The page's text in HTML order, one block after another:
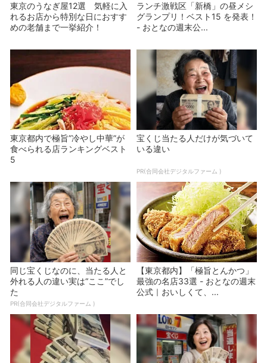
東京のうなぎ屋12選 気軽に入
れるお店から特別な日におすす
めの老舗まで一挙紹介！
ランチ激戦区「新橋」の昼メシ
グランプリ！ベスト15 を発表！
- おとなの週末公...
東京都内で極旨”冷やし中華”が
食べられる店ランキングベスト
5
宝くじ当たる人だけが気づいて
いる違い
PR(合同会社デジタルファーム )
同じ宝くじなのに、当たる人と
外れる人の違い実は“ここ”でし
た
PR(合同会社デジタルファーム )
【東京都内】「極旨とんかつ」
最強の名店33選 - おとなの週末
公式｜おいしくて、...